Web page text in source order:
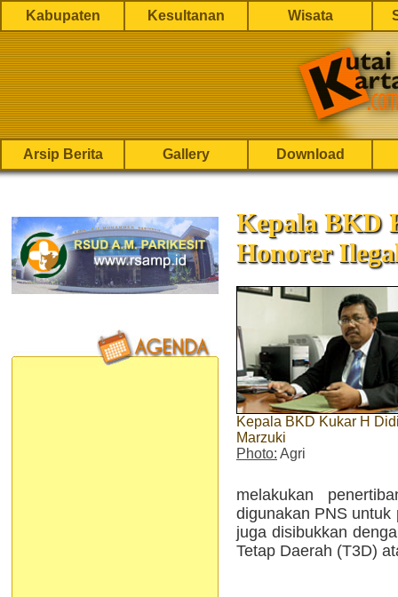
Kabupaten Kesultanan Wisata
Arsip Berita Gallery Download
Kepala BKD
Honorer
Kepala BKD Kukar H
Marzuki
Photo: Agri
melakukan
digunakan PNS untuk
juga disibukkan
Tetap Daerah (T3D)